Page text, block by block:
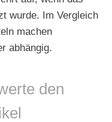
wurde. Im Vergleich
machen
abhängig.
den